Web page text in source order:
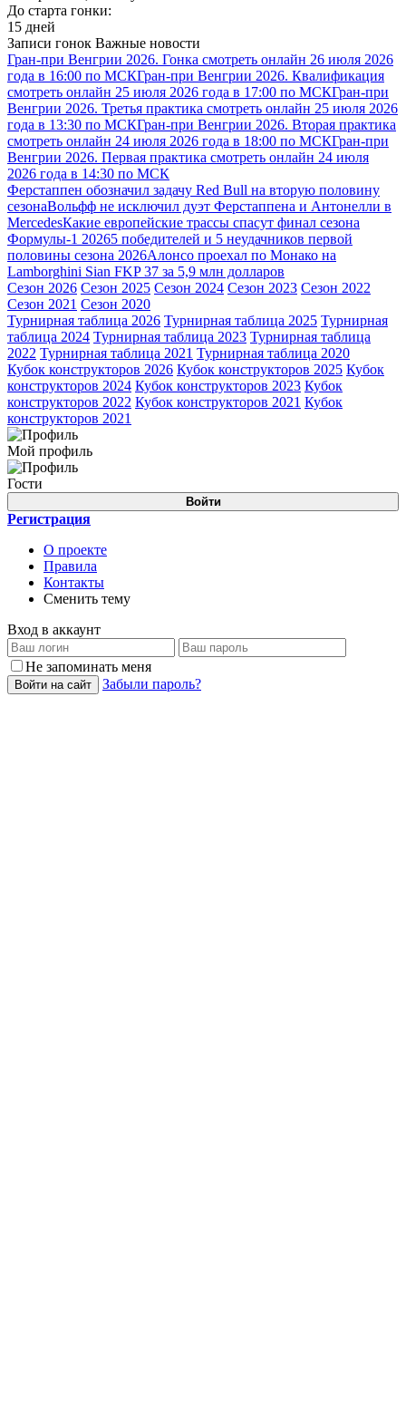
До старта гонки:
15 дней
Записи гонок Важные новости
Гран-при Венгрии 2026. Гонка смотреть онлайн 26 июля 2026
года в 16:00 по МСКГран-при Венгрии 2026. Квалификация
смотреть онлайн 25 июля 2026 года в 17:00 по МСКГран-при
Венгрии 2026. Третья практика смотреть онлайн 25 июля 2026
года в 13:30 по МСКГран-при Венгрии 2026. Вторая практика
смотреть онлайн 24 июля 2026 года в 18:00 по МСКГран-при
Венгрии 2026. Первая практика смотреть онлайн 24 июля
2026 года в 14:30 по МСК
Ферстаппен обозначил задачу Red Bull на вторую половину
сезонаВольфф не исключил дуэт Ферстаппена и Антонелли в
MercedesКакие европейские трассы спасут финал сезона
Формулы-1 20265 победителей и 5 неудачников первой
половины сезона 2026Алонсо проехал по Монако на
Lamborghini Sian FKP 37 за 5,9 млн долларов
Сезон 2026 Сезон 2025 Сезон 2024 Сезон 2023 Сезон 2022
Сезон 2021 Сезон 2020
Турнирная таблица 2026 Турнирная таблица 2025 Турнирная
таблица 2024 Турнирная таблица 2023 Турнирная таблица
2022 Турнирная таблица 2021 Турнирная таблица 2020
Кубок конструкторов 2026 Кубок конструкторов 2025 Кубок
конструкторов 2024 Кубок конструкторов 2023 Кубок
конструкторов 2022 Кубок конструкторов 2021 Кубок
конструкторов 2021
Мой профиль
Гости
Войти
Регистрация
О проекте
Правила
Контакты
Сменить тему
Вход в аккаунт
Не запоминать меня
Войти на сайт Забыли пароль?